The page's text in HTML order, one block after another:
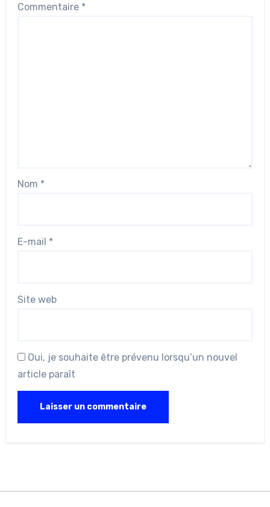
Commentaire *
Nom *
E-mail *
Site web
Oui, je souhaite être prévenu lorsqu’un nouvel
article paraît